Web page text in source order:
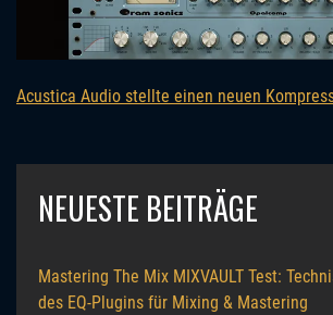
Acustica Audio stellte einen neuen
NEUESTE BEITRÄGE
Mastering The Mix MIXVAULT Test:
des EQ-Plugins für Mixing & Mastering